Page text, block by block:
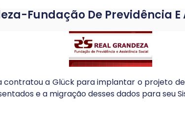
Fundação De Previdência
contratou a Glück para implantar o projeto
e a migração desses dados para seu